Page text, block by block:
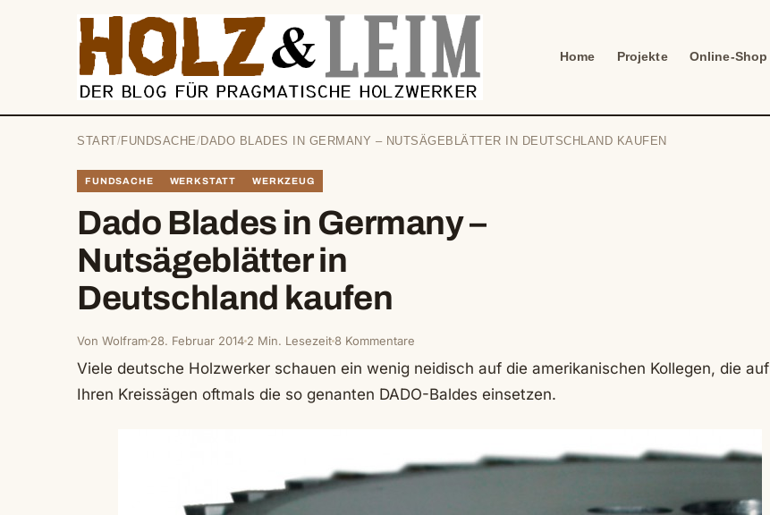
Home Projekte Online-Shop
START / FUNDSACHE/ DADO BLADES IN GERMANY – NUTSÄGEBLÄTTER IN DEUTSCHLAND KAUFEN
FUNDSACHE WERKSTATT WERKZEUG
Dado Blades in Germany –
Nutsägeblätter in
Deutschland kaufen
Von Wolfram 28. Februar 2014 2 Min. Lesezeit8 Kommentare
Viele deutsche Holzwerker schauen ein wenig neidisch auf die amerikanischen Kollegen, die auf
Ihren Kreissägen oftmals die so genanten DADO-Baldes einsetzen.